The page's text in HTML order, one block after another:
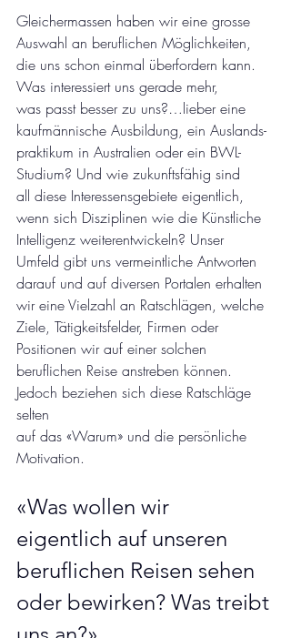
Gleichermassen haben wir eine grosse
Auswahl an beruflichen Möglichkeiten,
die uns schon einmal überfordern kann.
Was interessiert uns gerade mehr,
was passt besser zu uns?…lieber eine
kaufmännische Ausbildung, ein Auslands-
praktikum in Australien oder ein BWL-
Studium? Und wie zukunftsfähig sind
all diese Interessensgebiete eigentlich,
wenn sich Disziplinen wie die Künstliche
Intelligenz weiterentwickeln? Unser
Umfeld gibt uns vermeintliche Antworten
darauf und auf diversen Portalen erhalten
wir eine Vielzahl an Ratschlägen, welche
Ziele, Tätigkeitsfelder, Firmen oder
Positionen wir auf einer solchen
beruflichen Reise anstreben können.
Jedoch beziehen sich diese Ratschläge
selten
auf das «Warum» und die persönliche
Motivation.
«Was wollen wir
eigentlich auf unseren
beruflichen Reisen sehen
oder bewirken? Was treibt